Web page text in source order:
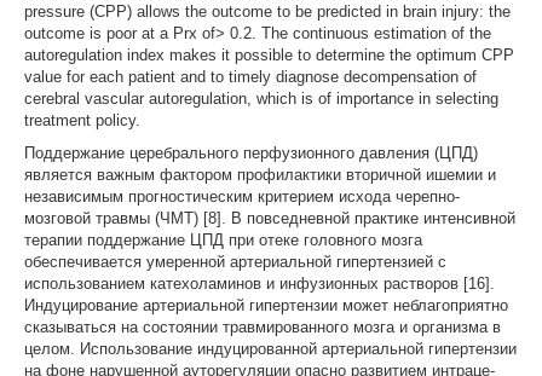
pressure (CPP) allows the outcome to be predicted in brain injury: the
outcome is poor at a Prx of> 0.2. The continuous estimation of the
autoregulation index makes it possible to determine the optimum CPP
value for each patient and to timely diagnose decompensation of
cerebral vascular autoregulation, which is of importance in selecting
treatment policy.
Поддержание церебрального перфузионного давления (ЦПД)
является важным фактором профилактики вторичной ишемии и
независимым прогностическим критерием исхода черепно-
мозговой травмы (ЧМТ) [8]. В повседневной практике интенсивной
терапии поддержание ЦПД при отеке головного мозга
обеспечивается умеренной артериальной гипертензией с
использованием катехоламинов и инфузионных растворов [16].
Индуцирование артериальной гипертензии может неблагоприятно
сказываться на состоянии травмированного мозга и организма в
целом. Использование индуцированной артериальной гипертензии
на фоне нарушенной ауторегуляции опасно развитием интраце-